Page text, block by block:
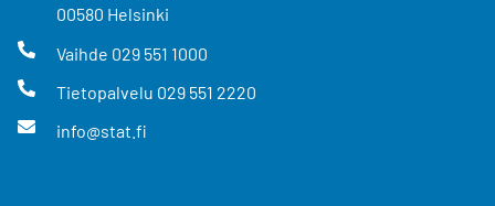
00580 Helsinki
Vaihde 029 551 1000
Tietopalvelu 029 551 2220
info@stat.fi